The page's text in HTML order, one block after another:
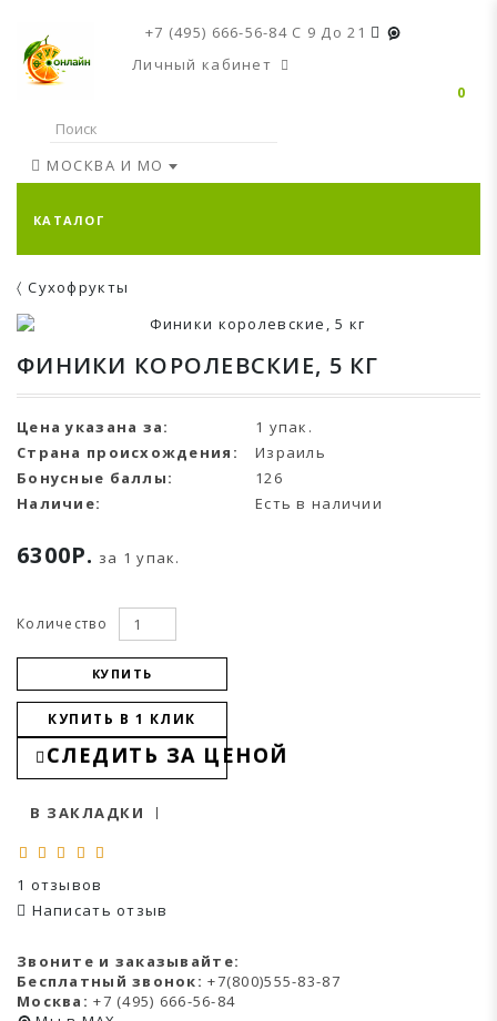
+7 (495) 666-56-84 C 9 До 21
Личный кабинет
0
МОСКВА И МО
КАТАЛОГ
Сухофрукты
ФИНИКИ КОРОЛЕВСКИЕ, 5 КГ
Цена указана за:
1 упак.
Страна происхождения:
Израиль
Бонусные баллы:
126
Наличие:
Есть в наличии
6300Р. за 1 упак.
Количество
КУПИТЬ
КУПИТЬ В 1 КЛИК
СЛЕДИТЬ ЗА ЦЕНОЙ
В ЗАКЛАДКИ
1 отзывов
Написать отзыв
Звоните и заказывайте:
Бесплатный звонок: +7(800)555-83-87
Москва: +7 (495) 666-56-84